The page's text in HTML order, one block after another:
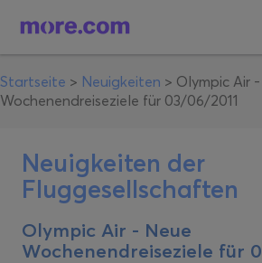
Startseite > Neuigkeiten > Olympic Air
Wochenendreiseziele für 03/06/2011
Neuigkeiten der
Fluggesellschaften
Olympic Air - Neue
Wochenendreiseziele für